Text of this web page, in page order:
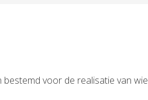
bestemd voor de realisatie van